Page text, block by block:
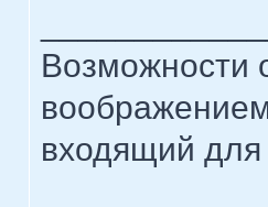
Возможности
входящий